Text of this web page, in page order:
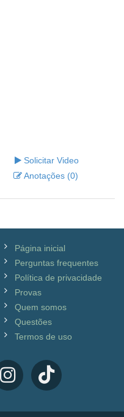
Solicitar Video
Anotações (0)
Página inicial
Perguntas frequentes
Política de privacidade
Provas
Quem somos
Questões
Termos de uso